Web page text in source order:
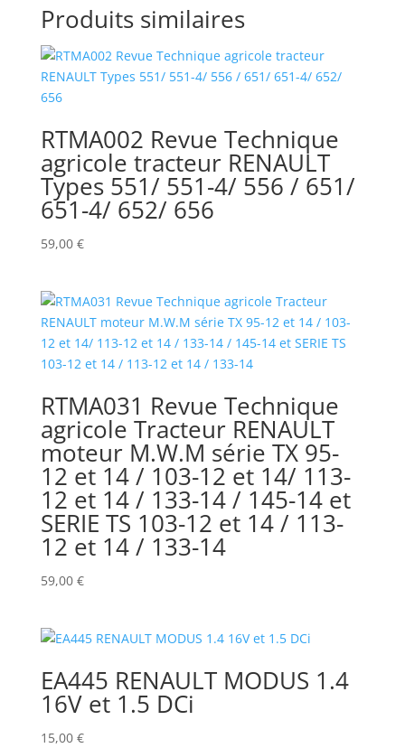
Produits similaires
RTMA002 Revue Technique
agricole tracteur RENAULT
Types 551/ 551-4/ 556 / 651/
651-4/ 652/ 656
59,00 €
RTMA031 Revue Technique
agricole Tracteur RENAULT
moteur M.W.M série TX 95-
12 et 14 / 103-12 et 14/ 113-
12 et 14 / 133-14 / 145-14 et
SERIE TS 103-12 et 14 / 113-
12 et 14 / 133-14
59,00 €
EA445 RENAULT MODUS 1.4
16V et 1.5 DCi
15,00 €